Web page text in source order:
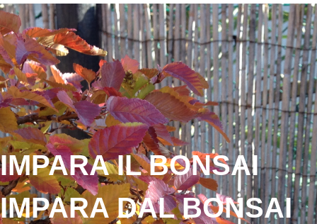
IMPARA IL BONSAI
IMPARA DAL BONSAI